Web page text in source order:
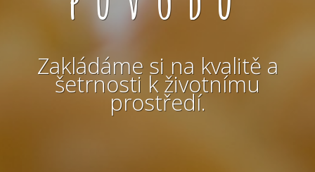
Zakládáme si na kvalitě a
šetrnosti k životnímu
prostředí.